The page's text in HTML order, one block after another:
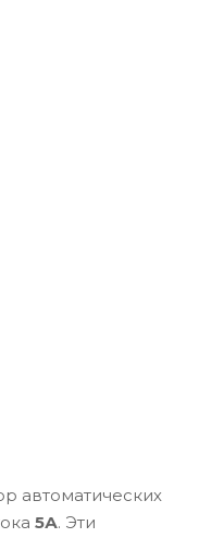
автоматических
5А. Эти